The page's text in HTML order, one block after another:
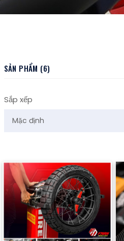
SẢN PHẨM (6)
Sắp xếp